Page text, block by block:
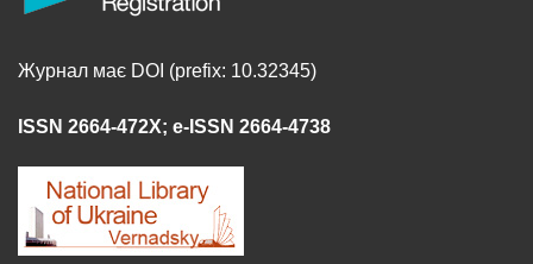
Журнал має DOI (prefix: 10.32345)
ISSN 2664-472X; e-ISSN 2664-4738